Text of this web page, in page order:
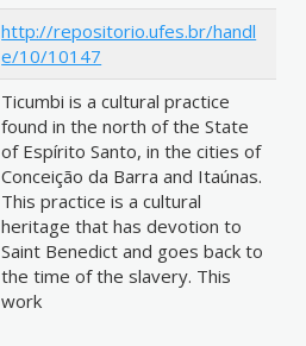
http://repositorio.ufes.br/handl
e/10/10147
Ticumbi is a cultural practice
found in the north of the State
of Espírito Santo, in the cities of
Conceição da Barra and Itaúnas.
This practice is a cultural
heritage that has devotion to
Saint Benedict and goes back to
the time of the slavery. This
work